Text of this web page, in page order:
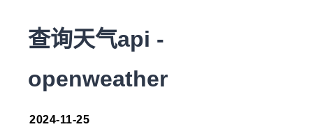
查询天气api -
openweather
2024-11-25